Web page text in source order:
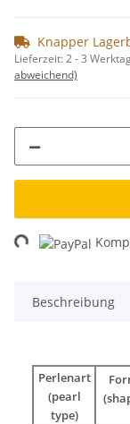
Knapper
Lieferzeit:2 - 3
abweichend)
Beschreibung
Perlenart
(pearl
type)